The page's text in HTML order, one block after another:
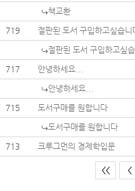
책교환
719
절판된 도서 구입하고싶습니
절판된 도서 구입하고싶
717
안녕하세요...
안녕하세요...
715
도서구매를 원합니다
도서구매를 원합니다
713
크루그먼의 경제학입문
<< <